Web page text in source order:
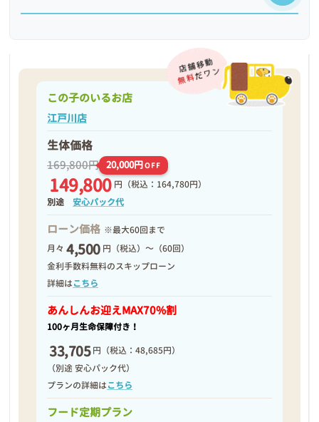
この子のいるお店
江戸川店
生体価格
169,800円 20,000円OFF
149,800 円 （税込：164,780円）
別途安心パック代
ローン価格 ※最大60回まで
月々 4,500 円（税込）～（60回）
金利手数料無料のスキップローン
詳細はこちら
あんしんお迎えMAX70%割
100ヶ月生命保障付き！
33,705 円 （税込：48,685円）
（別途 安心パック代）
プランの詳細はこちら
フード定期プラン